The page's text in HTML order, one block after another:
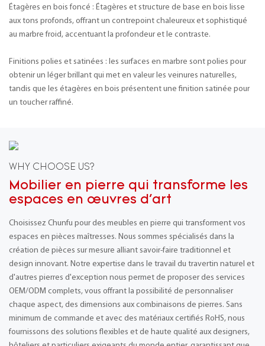
Étagères en bois foncé : Étagères et structure de base en bois lisse
aux tons profonds, offrant un contrepoint chaleureux et sophistiqué
au marbre froid, accentuant la profondeur et le contraste.
Finitions polies et satinées : les surfaces en marbre sont polies pour
obtenir un léger brillant qui met en valeur les veinures naturelles,
tandis que les étagères en bois présentent une finition satinée pour
un toucher raffiné.
WHY CHOOSE US?
Mobilier en pierre qui transforme les
espaces en œuvres d'art
Choisissez Chunfu pour des meubles en pierre qui transforment vos
espaces en pièces maîtresses. Nous sommes spécialisés dans la
création de pièces sur mesure alliant savoir-faire traditionnel et
design innovant. Notre expertise dans le travail du travertin naturel et
d'autres pierres d'exception nous permet de proposer des services
OEM/ODM complets, vous offrant la possibilité de personnaliser
chaque aspect, des dimensions aux combinaisons de pierres. Sans
minimum de commande et avec des matériaux certifiés RoHS, nous
fournissons des solutions flexibles et de haute qualité aux designers,